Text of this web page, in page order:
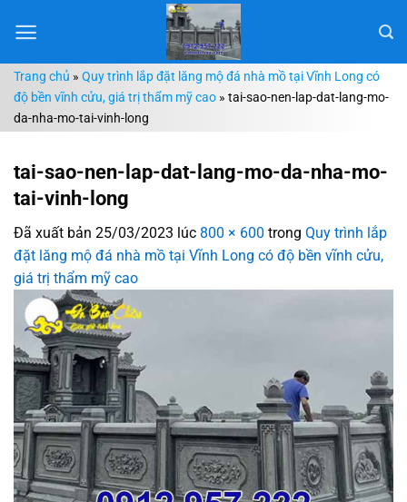
đến
dungTrang chủ » Quy trình lắp đặt lăng mộ đá nhà mồ tại Vĩnh Long có
độ bền vĩnh cửu, giá trị thẩm mỹ cao » tai-sao-nen-lap-dat-lang-mo-
da-nha-mo-tai-vinh-long
tai-sao-nen-lap-dat-lang-mo-da-nha-mo-
tai-vinh-long
Đã xuất bản 25/03/2023 lúc 800 × 600 trong Quy trình lắp
đặt lăng mộ đá nhà mồ tại Vĩnh Long có độ bền vĩnh cửu,
giá trị thẩm mỹ cao